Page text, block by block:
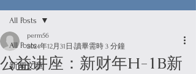
All Posts
新闻文章
All Posts
公益讲座：新财年H-1B新
perm56
2024年12月31日 讀畢需時 3 分鐘